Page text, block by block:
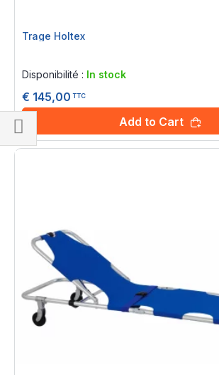
Trage Holtex
Disponibilité : In stock
€ 145,00 TTC
Add to Cart
Shop